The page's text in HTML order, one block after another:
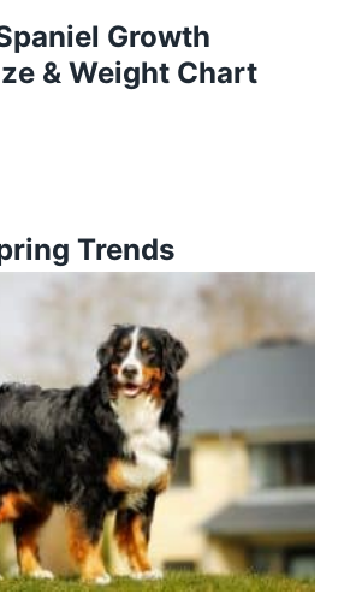
Growth
& Weight Chart
Trends